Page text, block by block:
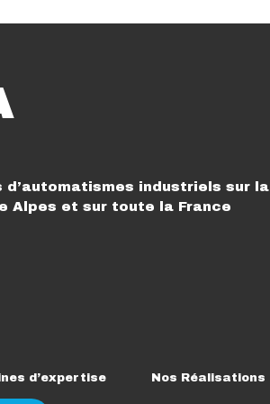
industriels sur la
Alpes et sur toute la France
d’expertise Nos Réalisations